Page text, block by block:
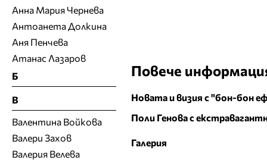
Повече
Новата и визия с "бон-бон
Поли Генова с
Галерия
Анна Мария Чернева
Антоанета Долкина
Аня Пенчева
Атанас Лазаров
Б
В
Валентина Войкова
Валери Захов
Валерия Велева